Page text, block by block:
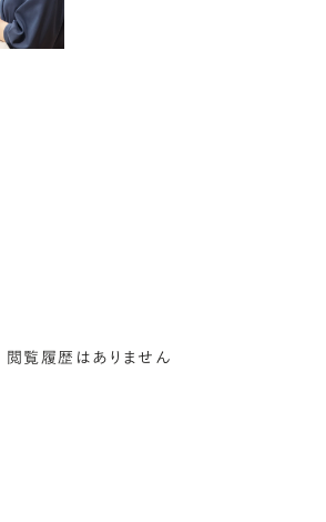
閲覧履歴はありません